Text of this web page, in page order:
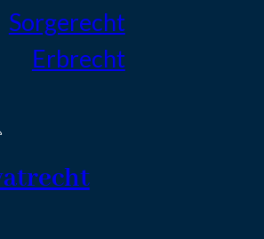
Sorgerecht
Erbrecht